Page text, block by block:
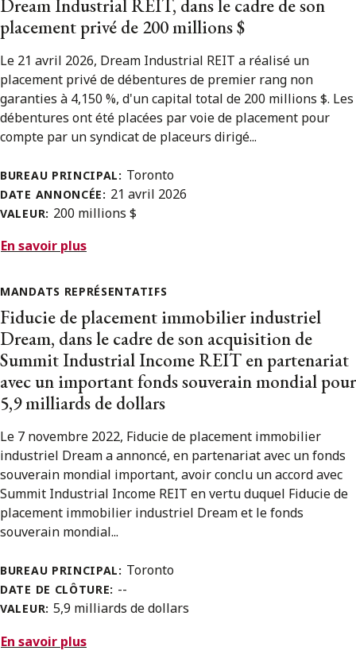
Dream Industrial REIT, dans le cadre de son
placement privé de 200 millions $
Le 21 avril 2026, Dream Industrial REIT a réalisé un
placement privé de débentures de premier rang non
garanties à 4,150 %, d'un capital total de 200 millions $. Les
débentures ont été placées par voie de placement pour
compte par un syndicat de placeurs dirigé...
BUREAU PRINCIPAL: Toronto
DATE ANNONCÉE: 21 avril 2026
VALEUR: 200 millions $
En savoir plus
MANDATS REPRÉSENTATIFS
Fiducie de placement immobilier industriel
Dream, dans le cadre de son acquisition de
Summit Industrial Income REIT en partenariat
avec un important fonds souverain mondial pour
5,9 milliards de dollars
Le 7 novembre 2022, Fiducie de placement immobilier
industriel Dream a annoncé, en partenariat avec un fonds
souverain mondial important, avoir conclu un accord avec
Summit Industrial Income REIT en vertu duquel Fiducie de
placement immobilier industriel Dream et le fonds
souverain mondial...
BUREAU PRINCIPAL: Toronto
DATE DE CLÔTURE: --
VALEUR: 5,9 milliards de dollars
En savoir plus